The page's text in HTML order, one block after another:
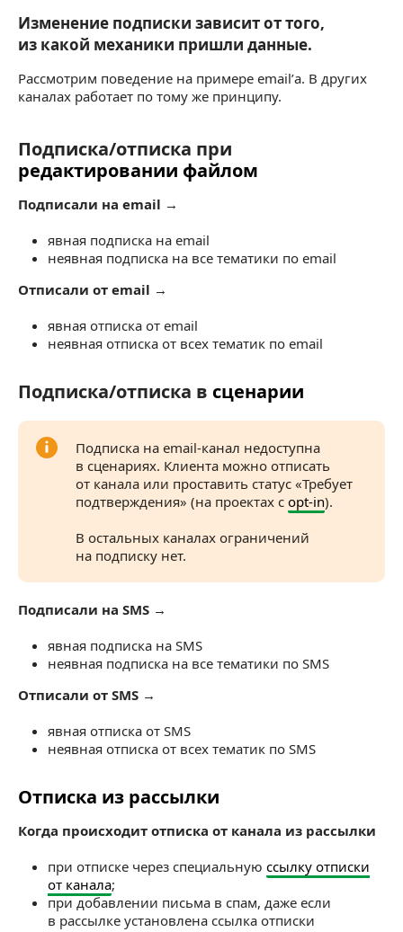
Изменение подписки зависит от того, из
Изменение подписки зависит от того,
из какой механики пришли данные.
Рассмотрим поведение на примере email’а. В других
каналах работает по тому же принципу.
Подписка/отписка при редактировании
Подписка/отписка при
редактировании файлом
Подписали на email →
явная подписка на email
неявная подписка на все тематики по email
Отписали от email →
явная отписка от email
неявная отписка от всех тематик по email
Подписка/отписка в сценарии
Подписка/отписка в сценарии
Подписка на email-канал недоступна
в сценариях. Клиента можно отписать
от канала или проставить статус «Требует
подтверждения» (на проектах с opt-in).
В остальных каналах ограничений
на подписку нет.
Подписали на SMS →
явная подписка на SMS
неявная подписка на все тематики по SMS
Отписали от SMS →
явная отписка от SMS
неявная отписка от всех тематик по SMS
Отписка из рассылки
Отписка из рассылки
Когда происходит отписка от канала из рассылки
при отписке через специальную ссылку отписки
от канала;
при добавлении письма в спам, даже если
в рассылке установлена ссылка отписки